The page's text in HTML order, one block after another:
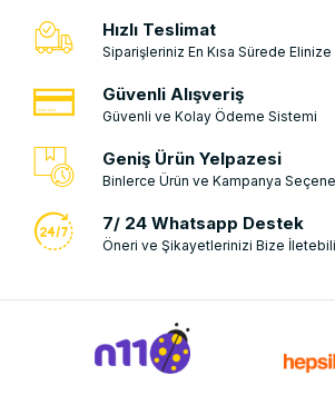
Hızlı Teslimat
Siparişleriniz En Kısa Sürede Elinize
Güvenli Alışveriş
Güvenli ve Kolay Ödeme Sistemi
Geniş Ürün Yelpazesi
Binlerce Ürün ve Kampanya
7/ 24 Whatsapp Destek
Öneri ve Şikayetlerinizi Bize